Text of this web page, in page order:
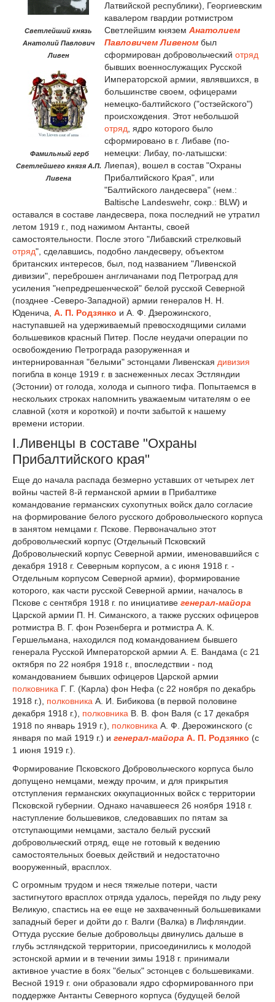
Светлейший князь
Анатолий Павлович
Ливен
Фамильный герб
Светлейшего князя А.П.
Ливена
Латвийской республики), Георгиевским
кавалером гвардии ротмистром
Светлейшим князем Анатолием
Павловичем Ливеном был
сформирован добровольческий отряд
бывших военнослужащих Русской
Императорской армии, являвшихся, в
большинстве своем, офицерами
немецко-балтийского ("остзейского")
происхождения. Этот небольшой
отряд , ядро которого было
сформировано в г. Либаве (по-
немецки: Либау, по-латышски:
Лиепая), вошел в состав "Охраны
Прибалтийского Края", или
"Балтийского ландесвера" (нем.:
Baltische Landeswehr, сокр.: BLW) и
оставался в составе ландесвера, пока последний не утратил
летом 1919 г., под нажимом Антанты, своей
самостоятельности. После этого "Либавский стрелковый
отряд", сделавшись, подобно ландесверу, объектом
британских интересов, был, под названием "Ливенской
дивизии", переброшен англичанами под Петроград для
усиления "непредрешенческой" белой русской Северной
(позднее -Северо-Западной) армии генералов Н. Н.
Юденича, А. П. Родзянко и А. Ф. Дзерожинского,
наступавшей на удерживаемый превосходящими силами
большевиков красный Питер. После неудачи операции по
освобождению Петрограда разоруженная и
интернированная "белыми" эстонцами Ливенская дивизия
погибла в конце 1919 г. в заснеженных лесах Эстляндии
(Эстонии) от голода, холода и сыпного тифа. Попытаемся в
нескольких строках напомнить уважаемым читателям о ее
славной (хотя и короткой) и почти забытой к нашему
времени истории.
I.Ливенцы в составе "Охраны
Прибалтийского края"
Еще до начала распада безмерно уставших от четырех лет
войны частей 8-й германской армии в Прибалтике
командование германских сухопутных войск дало согласие
на формирование белого русского добровольческого корпуса
в занятом немцами г. Пскове. Первоначально этот
добровольческий корпус (Отдельный Псковский
Добровольческий корпус Северной армии, именовавшийся с
декабря 1918 г. Северным корпусом, а с июня 1918 г. -
Отдельным корпусом Северной армии), формирование
которого, как части русской Северной армии, началось в
Пскове с сентября 1918 г. по инициативе генерал-майора
Царской армии П. Н. Симанского, а также русских офицеров
ротмистра В. Г. фон Розенберга и ротмистра А. К.
Гершельмана, находился под командованием бывшего
генерала Русской Императорской армии А. Е. Вандама (с 21
октября по 22 ноября 1918 г., впоследствии - под
командованием бывших офицеров Царской армии
полковника Г. Г. (Карла) фон Нефа (с 22 ноября по декабрь
1918 г.), полковника А. И. Бибикова (в первой половине
декабря 1918 г.), полковника В. В. фон Валя (с 17 декабря
1918 по январь 1919 г.), полковника А. Ф. Дзерожинского (с
января по май 1919 г.) и генерал-майора А. П. Родзянко (с
1 июня 1919 г.).
Формирование Псковского Добровольческого корпуса было
допущено немцами, между прочим, и для прикрытия
отступления германских оккупационных войск с территории
Псковской губернии. Однако начавшееся 26 ноября 1918 г.
наступление большевиков, следовавших по пятам за
отступающими немцами, застало белый русский
добровольческий отряд, еще не готовый к ведению
самостоятельных боевых действий и недостаточно
вооруженный, врасплох.
С огромным трудом и неся тяжелые потери, части
застигнутого врасплох отряда удалось, перейдя по льду реку
Великую, спастись на ее еще не захваченный большевиками
западный берег и дойти до г. Валги (Валка) в Лифляндии.
Оттуда русские белые добровольцы двинулись дальше в
глубь эстляндской территории, присоединились к молодой
эстонской армии и в течении зимы 1918 г. принимали
активное участие в боях "белых" эстонцев с большевиками.
Весной 1919 г. они образовали ядро сформированного при
поддержке Антанты Северного корпуса (будущей белой